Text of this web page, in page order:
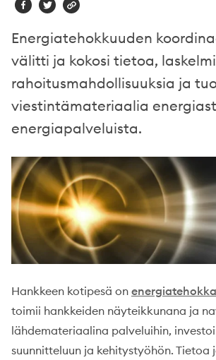
Energiatehokkuuden
välitti ja kokosi tietoa,
rahoitusmahdollisuuksia ja
viestintämateriaalia
energiapalveluista.
Hankkeen kotipesä on
toimii hankkeiden näyteikkunana ja
lähdemateriaalina palveluihin,
suunnitteluun ja kehitystyöhön. Tietoa